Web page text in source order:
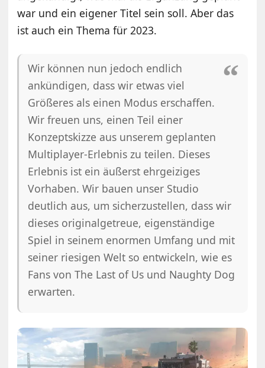
war und ein eigener Titel sein soll. Aber das
ist auch ein Thema für 2023.
Wir können nun jedoch endlich
ankündigen, dass wir etwas viel
Größeres als einen Modus erschaffen.
Wir freuen uns, einen Teil einer
Konzeptskizze aus unserem geplanten
Multiplayer-Erlebnis zu teilen. Dieses
Erlebnis ist ein äußerst ehrgeiziges
Vorhaben. Wir bauen unser Studio
deutlich aus, um sicherzustellen, dass wir
dieses originalgetreue, eigenständige
Spiel in seinem enormen Umfang und mit
seiner riesigen Welt so entwickeln, wie es
Fans von The Last of Us und Naughty Dog
erwarten.